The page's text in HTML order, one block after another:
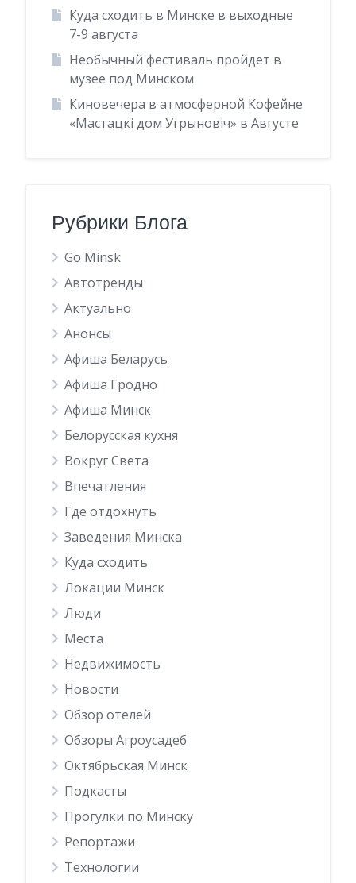
Куда сходить в Минске в выходные
7-9 августа
Необычный фестиваль пройдет в
музее под Минском
Киновечера в атмосферной Кофейне
«Мастацкі дом Угрыновіч» в Августе
Рубрики Блога
Go Minsk
Автотренды
Актуально
Анонсы
Афиша Беларусь
Афиша Гродно
Афиша Минск
Белорусская кухня
Вокруг Света
Впечатления
Где отдохнуть
Заведения Минска
Куда сходить
Локации Минск
Люди
Места
Недвижимость
Новости
Обзор отелей
Обзоры Агроусадеб
Октябрьская Минск
Подкасты
Прогулки по Минску
Репортажи
Технологии